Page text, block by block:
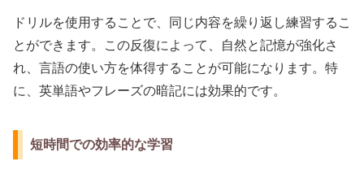
ドリルを使用することで、同じ内容を繰り返し練習するこ
とができます。この反復によって、自然と記憶が強化さ
れ、言語の使い方を体得することが可能になります。特
に、英単語やフレーズの暗記には効果的です。
短時間での効率的な学習